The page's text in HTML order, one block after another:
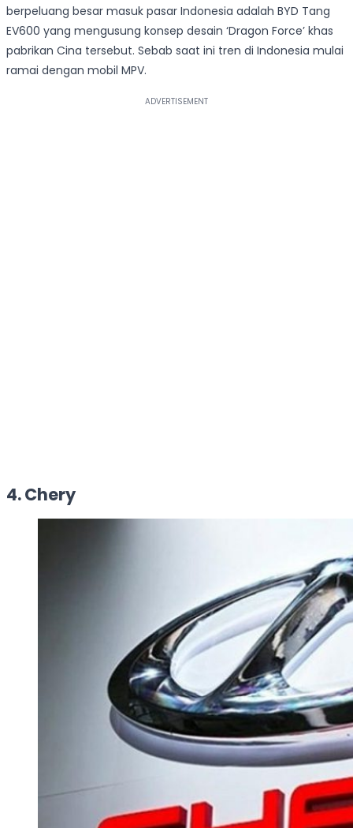
berpeluang besar masuk pasar Indonesia adalah BYD Tang
EV600 yang mengusung konsep desain ‘Dragon Force’ khas
pabrikan Cina tersebut. Sebab saat ini tren di Indonesia mulai
ramai dengan mobil MPV.
4. Chery